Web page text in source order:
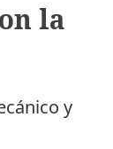
la
y